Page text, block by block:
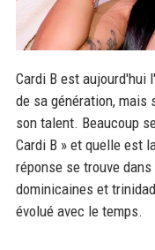
Cardi B est aujourd'hui
de sa génération, mais
son talent. Beaucoup
Cardi B » et quelle est
réponse se trouve
dominicaines et
évolué avec le temps.